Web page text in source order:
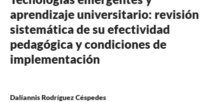
aprendizaje universitario: revisión
sistemática de su efectividad
pedagógica y condiciones de
implementación
Daliannis Rodríguez Céspedes